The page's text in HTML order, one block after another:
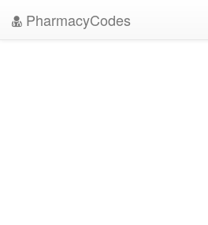
PharmacyCodes